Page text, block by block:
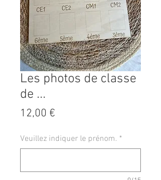
Les photos de classe
de ...
12,00 €
Veuillez indiquer le prénom. *